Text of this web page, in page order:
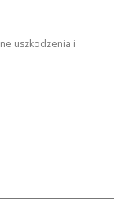
uszkodzenia i